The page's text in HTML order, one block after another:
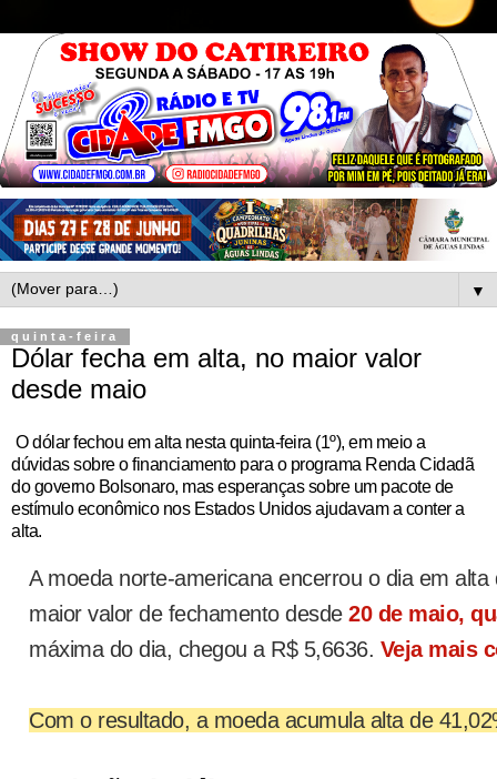
▼
quinta-feira
Dólar fecha em alta, no maior valor
desde maio
O dólar fechou em alta nesta quinta-feira (1º), em meio a
dúvidas sobre o financiamento para o programa Renda Cidadã
do governo Bolsonaro, mas esperanças sobre um pacote de
estímulo econômico nos Estados Unidos ajudavam a conter a
alta.
A moeda norte-americana encerrou o dia em
maior valor de fechamento desde 20 de maio,
máxima do dia, chegou a R$ 5,6636. Veja mais
Com o resultado, a moeda acumula alta de